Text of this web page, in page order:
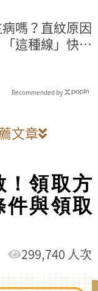
嗎？直紋原因
這種線」快就
Recommended by
文章
！領取方
件與領取
299,740 人次